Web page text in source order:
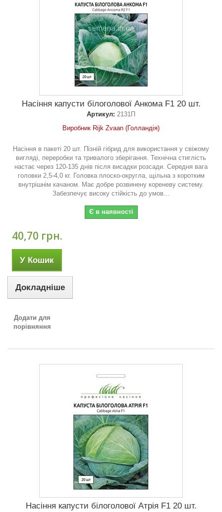
Насіння капусти білоголової Анкома F1 20 шт.
Артикул: 2131П
Виробник Rijk Zvaan (Голландія)
Насіння в пакеті 20 шт. Пізній гібрид для використання у свіжому
вигляді, переробки та тривалого зберігання. Технічна стиглість
настає через 120-135 днів після висадки розсади. Середня вага
головки 2,5-4,0 кг. Головка плоско-округла, щільна з коротким
внутрішнім качаном. Має добре розвинену кореневу систему.
Забезпечує високу стійкість до умов...
Є в наявності
40,70 грн.
У Кошик
Докладніше
Додати для
порівняння
Насіння капусти білоголової Атрія F1 20 шт.